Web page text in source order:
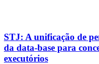
STJ: A unificação de
da data-base para
executórios